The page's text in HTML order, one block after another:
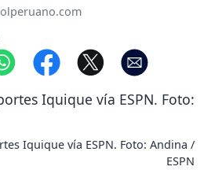
Iquique vía ESPN. Foto: Andina /
ESPN